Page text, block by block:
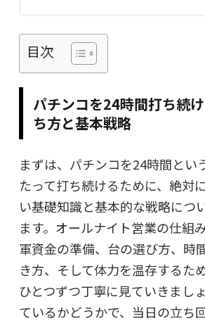
目次
パチンコを24時間打ち続
ち方と基本戦略
まずは、パチンコを24時間とい
たって打ち続けるために、絶対
い基礎知識と基本的な戦略につ
ます。オールナイト営業の仕組
軍資金の準備、台の選び方、時
き方、そして体力を温存するた
ひとつずつ丁寧に見ていきまし
ているかどうかで、当日の立ち